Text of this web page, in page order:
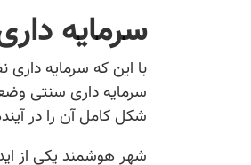
سرمایه
با این که سرمایه
سرمایه داری سنتی
شکل کامل آن را در
شهر هوشمند یکی از